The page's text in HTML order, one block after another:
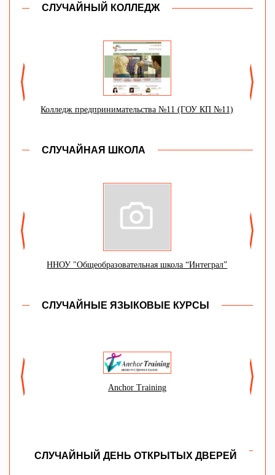
СЛУЧАЙНЫЙ КОЛЛЕДЖ
Колледж предпринимательства №11 (ГОУ КП №11)
СЛУЧАЙНАЯ ШКОЛА
ННОУ "Общеобразовательная школа “Интеграл”
СЛУЧАЙНЫЕ ЯЗЫКОВЫЕ КУРСЫ
Anchor Training
СЛУЧАЙНЫЙ ДЕНЬ ОТКРЫТЫХ ДВЕРЕЙ